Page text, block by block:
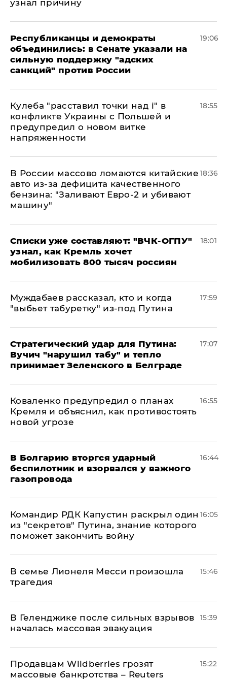
узнал причину
Республиканцы и демократы
объединились: в Сенате указали на
сильную поддержку "адских
санкций" против России
19:06
Кулеба "расставил точки над і" в
конфликте Украины с Польшей и
предупредил о новом витке
напряженности
18:55
В России массово ломаются китайские
авто из-за дефицита качественного
бензина: "Заливают Евро-2 и убивают
машину"
18:36
Списки уже составляют: "ВЧК-ОГПУ"
узнал, как Кремль хочет
мобилизовать 800 тысяч россиян
18:01
Муждабаев рассказал, кто и когда
"выбьет табуретку" из-под Путина
17:59
Стратегический удар для Путина:
Вучич "нарушил табу" и тепло
принимает Зеленского в Белграде
17:07
Коваленко предупредил о планах
Кремля и объяснил, как противостоять
новой угрозе
16:55
В Болгарию вторгся ударный
беспилотник и взорвался у важного
газопровода
16:44
Командир РДК Капустин раскрыл один
из "секретов" Путина, знание которого
поможет закончить войну
16:05
В семье Лионеля Месси произошла
трагедия
15:46
В Геленджике после сильных взрывов
началась массовая эвакуация
15:39
Продавцам Wildberries грозят
массовые банкротства – Reuters
15:22